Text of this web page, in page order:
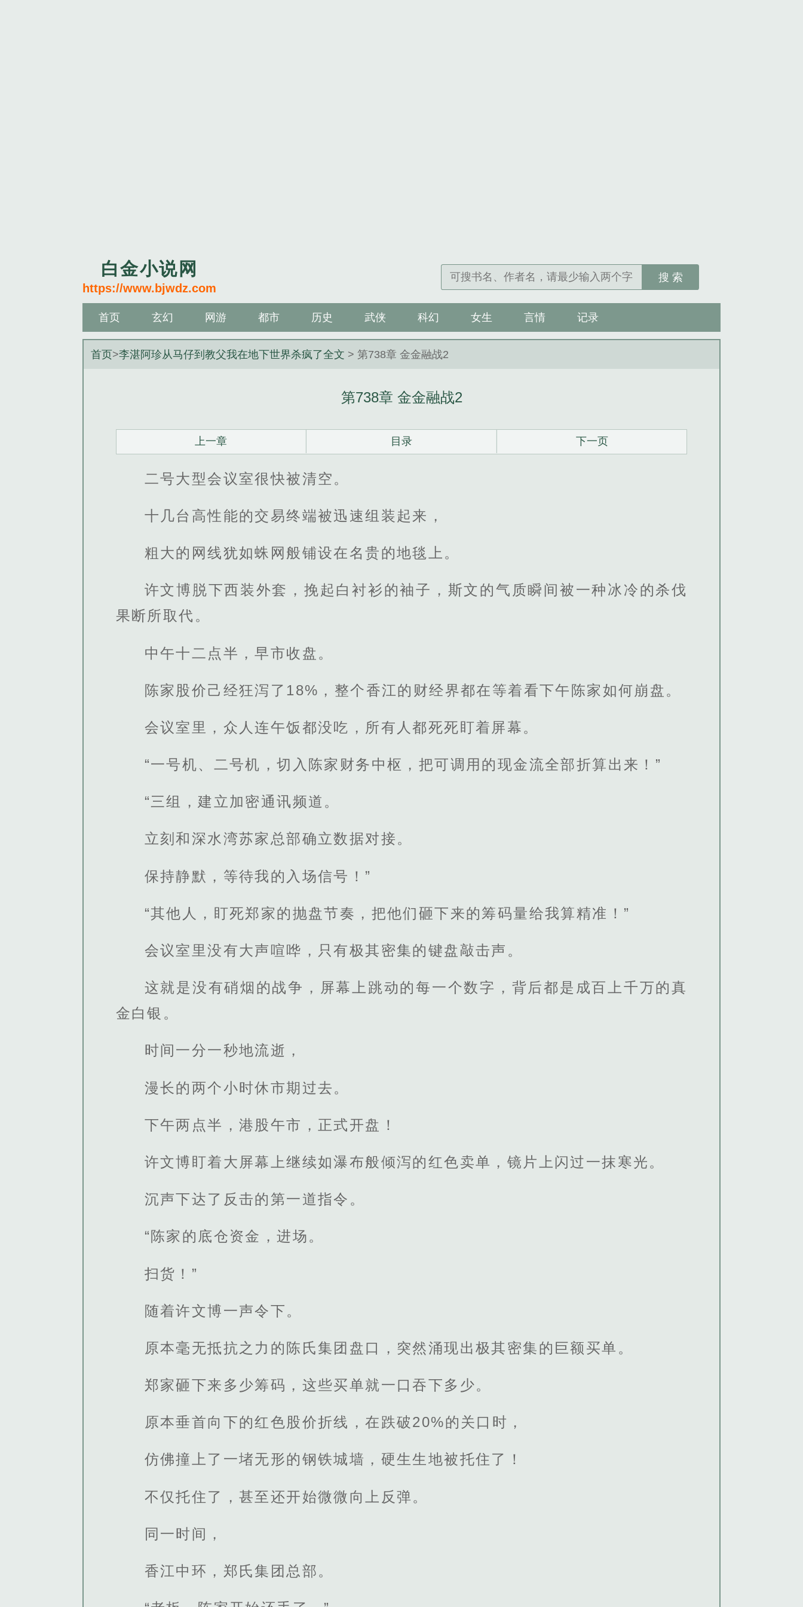
白金小说网
https://www.bjwdz.com
搜 索
首页 玄幻 网游 都市 历史 武侠 科幻 女生 言情 记录
首页>李湛阿珍从马仔到教父我在地下世界杀疯了全文 > 第738章 金金融战2
第738章 金金融战2
上一章 目录 下一页
二号大型会议室很快被清空。
十几台高性能的交易终端被迅速组装起来，
粗大的网线犹如蛛网般铺设在名贵的地毯上。
许文博脱下西装外套，挽起白衬衫的袖子，斯文的气质瞬间被一种冰冷的杀伐
果断所取代。
中午十二点半，早市收盘。
陈家股价己经狂泻了18%，整个香江的财经界都在等着看下午陈家如何崩盘。
会议室里，众人连午饭都没吃，所有人都死死盯着屏幕。
“一号机、二号机，切入陈家财务中枢，把可调用的现金流全部折算出来！”
“三组，建立加密通讯频道。
立刻和深水湾苏家总部确立数据对接。
保持静默，等待我的入场信号！”
“其他人，盯死郑家的抛盘节奏，把他们砸下来的筹码量给我算精准！”
会议室里没有大声喧哗，只有极其密集的键盘敲击声。
这就是没有硝烟的战争，屏幕上跳动的每一个数字，背后都是成百上千万的真
金白银。
时间一分一秒地流逝，
漫长的两个小时休市期过去。
下午两点半，港股午市，正式开盘！
许文博盯着大屏幕上继续如瀑布般倾泻的红色卖单，镜片上闪过一抹寒光。
沉声下达了反击的第一道指令。
“陈家的底仓资金，进场。
扫货！”
随着许文博一声令下。
原本毫无抵抗之力的陈氏集团盘口，突然涌现出极其密集的巨额买单。
郑家砸下来多少筹码，这些买单就一口吞下多少。
原本垂首向下的红色股价折线，在跌破20%的关口时，
仿佛撞上了一堵无形的钢铁城墙，硬生生地被托住了！
不仅托住了，甚至还开始微微向上反弹。
同一时间，
香江中环，郑氏集团总部。